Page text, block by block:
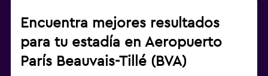
Encuentra mejores resultados
para tu estadía en Aeropuerto
París Beauvais-Tillé (BVA)